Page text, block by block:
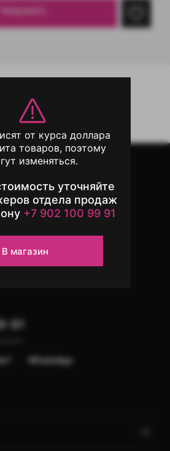
Уведомить
AirPods
Другая техника
91
WhatsApp
от курса доллара
товаров, поэтому
изменяться.
уточняйте
отдела продаж
+7 902 100 99 91
В магазин